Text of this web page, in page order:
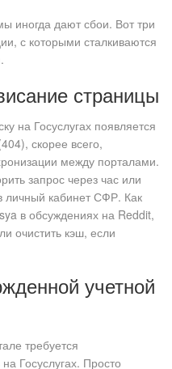
иногда дают сбои. Вот три
с которыми сталкиваются
страницы
на Госуслугах появляется
скорее всего,
между порталами.
запрос через час или
личный кабинет СФР. Как
в обсуждениях на Reddit,
очистить кэш, если
учетной
требуется
Госуслугах. Просто